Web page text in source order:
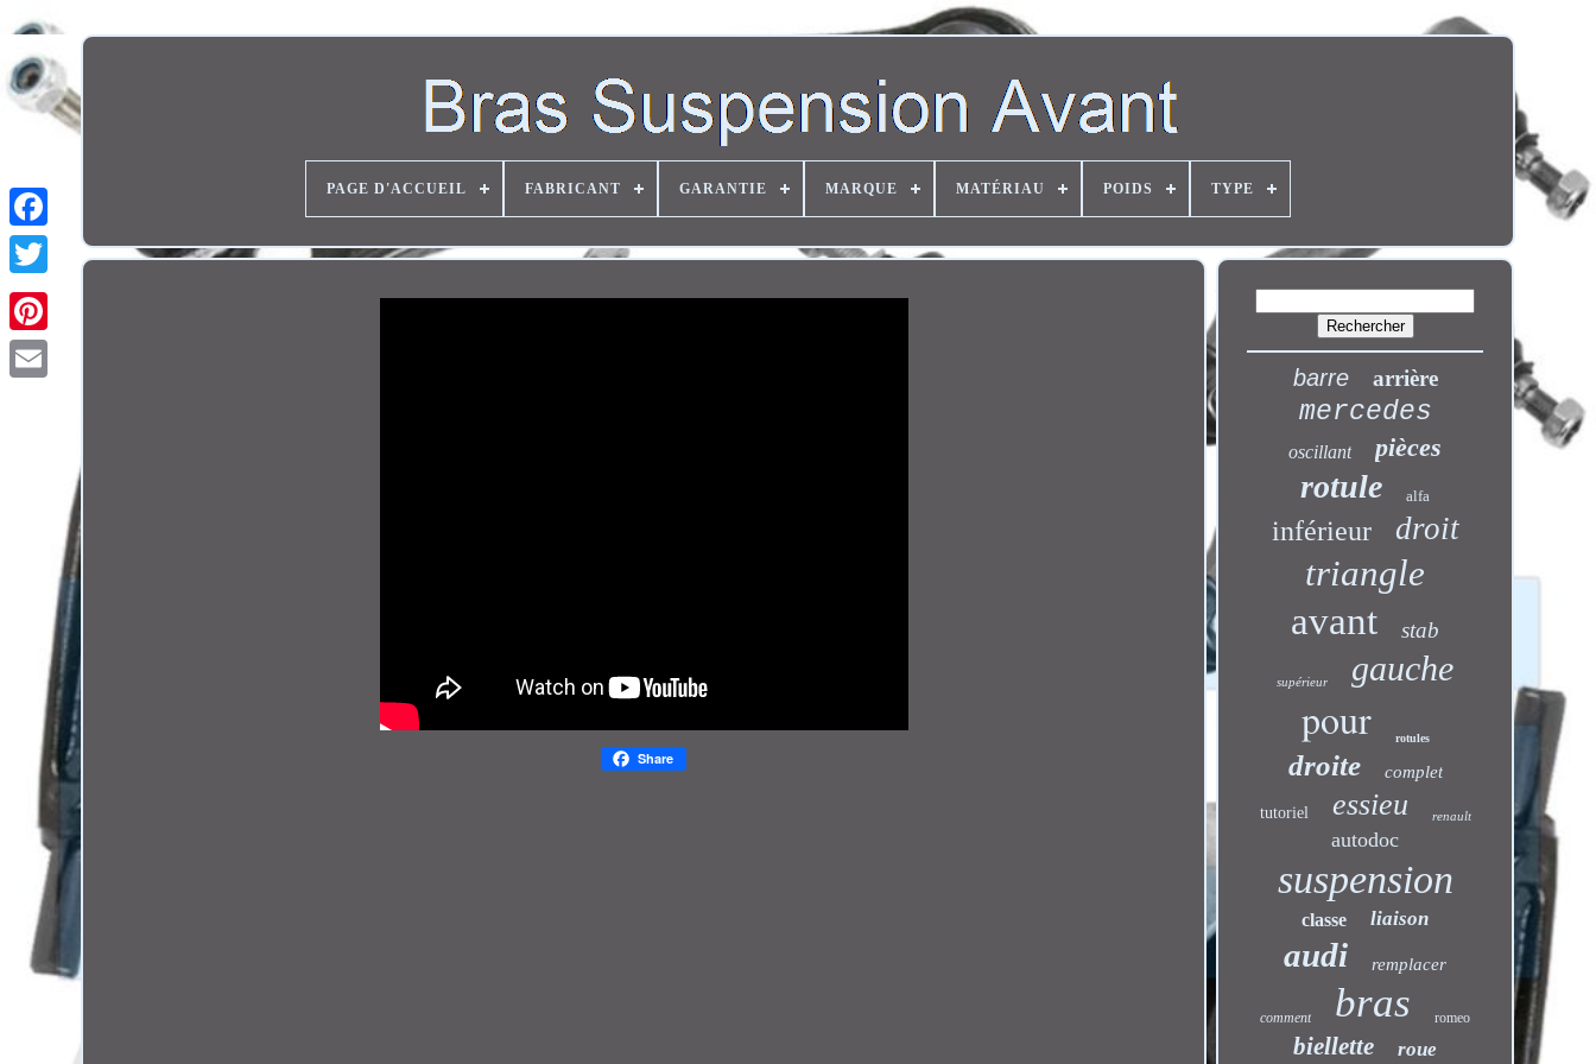
Twitter
PAGE D'ACCUEIL FABRICANT GARANTIE MARQUE MATÉRIAU POIDS TYPE
Share
barre arrière
mercedes
oscillant pièces
rotule alfa
inférieur droit
triangle
avant stab
supérieur gauche
pour rotules
droite complet
tutoriel essieu renault
autodoc
suspension
classe liaison
audi remplacer
comment bras romeo
biellette roue